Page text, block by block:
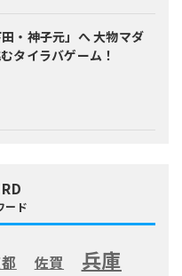
・神子元」へ大物マダ
タイラバゲーム！
ード
佐賀 兵庫